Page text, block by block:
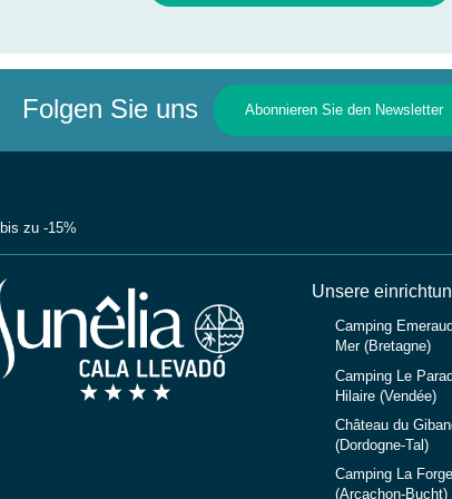
Folgen Sie uns Abonnieren Sie den Newsletter
zu -15%
Unsere
Camping
Mer (Bretagne)
Camping Le
Hilaire (Vendée)
Château du
(Dordogne-Tal)
Camping La
(Arcachon-Bucht)